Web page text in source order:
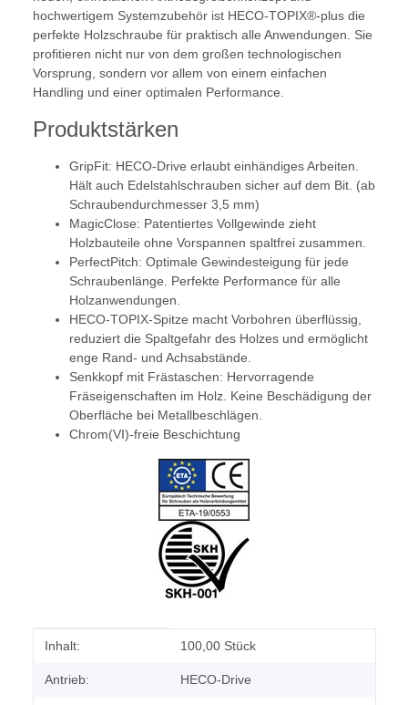
hochwertigem Systemzubehör ist HECO-TOPIX®-plus die
perfekte Holzschraube für praktisch alle Anwendungen. Sie
profitieren nicht nur von dem großen technologischen
Vorsprung, sondern vor allem von einem einfachen
Handling und einer optimalen Performance.
Produktstärken
GripFit: HECO-Drive erlaubt einhändiges Arbeiten.
Hält auch Edelstahlschrauben sicher auf dem Bit. (ab
Schraubendurchmesser 3,5 mm)
MagicClose: Patentiertes Vollgewinde zieht
Holzbauteile ohne Vorspannen spaltfrei zusammen.
PerfectPitch: Optimale Gewindesteigung für jede
Schraubenlänge. Perfekte Performance für alle
Holzanwendungen.
HECO-TOPIX-Spitze macht Vorbohren überflüssig,
reduziert die Spaltgefahr des Holzes und ermöglicht
enge Rand- und Achsabstände.
Senkkopf mit Frästaschen: Hervorragende
Fräseigenschaften im Holz. Keine Beschädigung der
Oberfläche bei Metallbeschlägen.
Chrom(VI)-freie Beschichtung
Produkteigenschaft
Wert
Inhalt: 100,00 Stück
Antrieb: HECO-Drive